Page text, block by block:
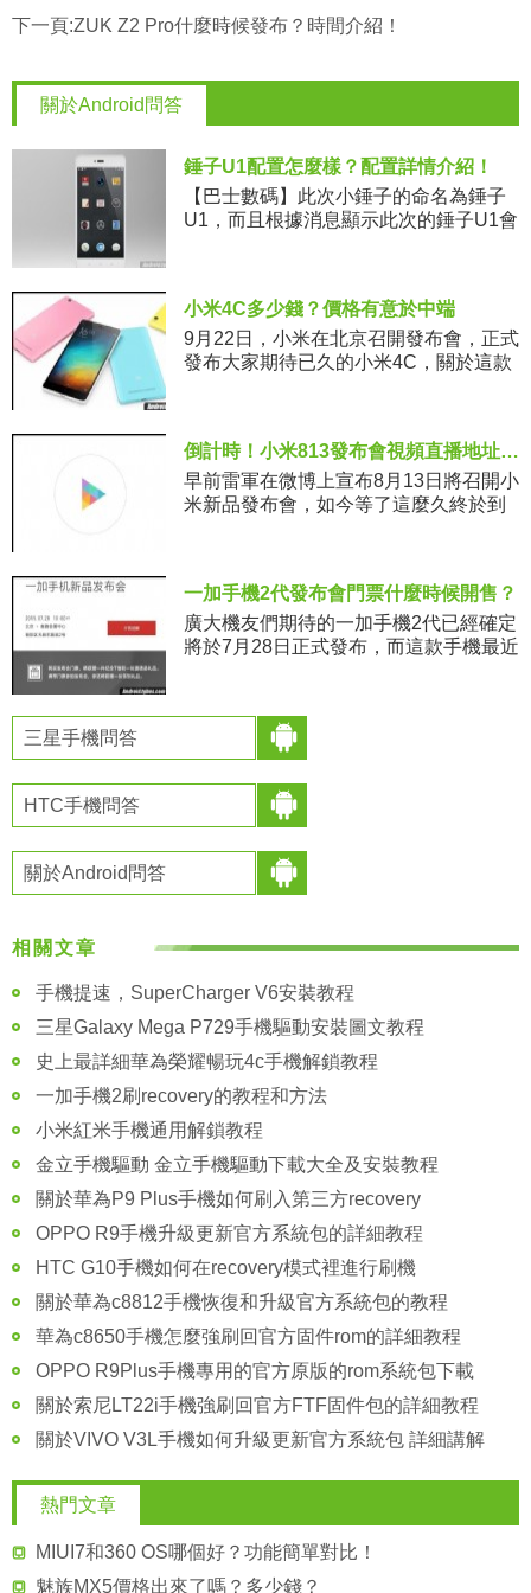
下一頁:ZUK Z2 Pro什麼時候發布？時間介紹！
關於Android問答
錘子U1配置怎麼樣？配置詳情介紹！
【巴士數碼】此次小錘子的命名為錘子
U1，而且根據消息顯示此次的錘子U1會
小米4C多少錢？價格有意於中端
9月22日，小米在北京召開發布會，正式
發布大家期待已久的小米4C，關於這款
倒計時！小米813發布會視頻直播地址匯總
早前雷軍在微博上宣布8月13日將召開小
米新品發布會，如今等了這麼久終於到
一加手機2代發布會門票什麼時候開售？
廣大機友們期待的一加手機2代已經確定
將於7月28日正式發布，而這款手機最近
取方式等都已經公布，不過有很
三星手機問答
HTC手機問答
關於Android問答
相關文章
手機提速，SuperCharger V6安裝教程
三星Galaxy Mega P729手機驅動安裝圖文教程
史上最詳細華為榮耀暢玩4c手機解鎖教程
一加手機2刷recovery的教程和方法
小米紅米手機通用解鎖教程
金立手機驅動 金立手機驅動下載大全及安裝教程
關於華為P9 Plus手機如何刷入第三方recovery
OPPO R9手機升級更新官方系統包的詳細教程
HTC G10手機如何在recovery模式裡進行刷機
關於華為c8812手機恢復和升級官方系統包的教程
華為c8650手機怎麼強刷回官方固件rom的詳細教程
OPPO R9Plus手機專用的官方原版的rom系統包下載
關於索尼LT22i手機強刷回官方FTF固件包的詳細教程
關於VIVO V3L手機如何升級更新官方系統包 詳細講解
熱門文章
MIUI7和360 OS哪個好？功能簡單對比！
魅族MX5價格出來了嗎？多少錢？